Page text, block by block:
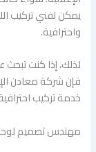
يمكن لفني تركيب
واحترافية.
لذلك، إذا كنت
فإن شركة معادن
خدمة تركيب
مهندس تصميم